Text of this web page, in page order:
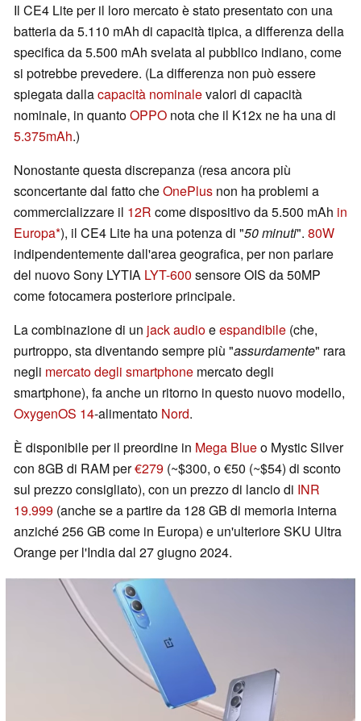
Il CE4 Lite per il loro mercato è stato presentato con una
batteria da 5.110 mAh di capacità tipica, a differenza della
specifica da 5.500 mAh svelata al pubblico indiano, come
si potrebbe prevedere. (La differenza non può essere
spiegata dallacapacità nominalevalori di capacità
nominale, in quantoOPPO nota che il K12x ne ha una di
5.375mAh.)
Nonostante questa discrepanza (resa ancora più
sconcertante dal fatto cheOnePlus non ha problemi a
commercializzare il 12R come dispositivo da 5.500 mAh in
Europa ), il CE4 Lite ha una potenza di "50 minuti". 80W
indipendentemente dall'area geografica, per non parlare
del nuovo Sony LYTIA LYT-600 sensore OIS da 50MP
come fotocamera posteriore principale.
La combinazione di un jack audioeespandibile (che,
purtroppo, sta diventando sempre più "assurdamente" rara
negli mercato degli smartphone mercato degli
smartphone), fa anche un ritorno in questo nuovo modello,
OxygenOS 14-alimentato Nord.
È disponibile per il preordine in Mega Blueo Mystic Silver
con 8GB di RAM per€279 (~$300, o €50 (~$54) di sconto
sul prezzo consigliato), con un prezzo di lancio di INR
19.999 (anche se a partire da 128 GB di memoria interna
anziché 256 GB come in Europa) e un'ulteriore SKU Ultra
Orange per l'India dal 27 giugno 2024.